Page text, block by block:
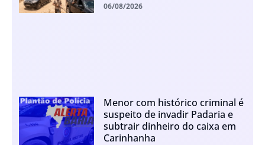
06/08/2026
Menor com histórico criminal é
suspeito de invadir Padaria e
subtrair dinheiro do caixa em
Carinhanha